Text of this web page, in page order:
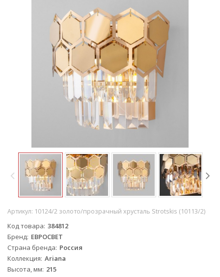
Артикул: 10124/2 золото/прозрачный хрусталь Strotskis (10113/2)
Код товара 384812
Бренд ЕВРОСВЕТ
Страна бренда Россия
Коллекция Ariana
Высота, мм 215